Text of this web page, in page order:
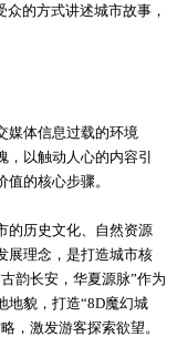
的方式讲述城市故事，
媒体信息过载的环境
，以触动人心的内容引
的核心步骤。
的历史文化、自然资源
展理念，是打造城市核
韵长安，华夏源脉”作为
地貌，打造“8D魔幻城
，激发游客探索欲望。